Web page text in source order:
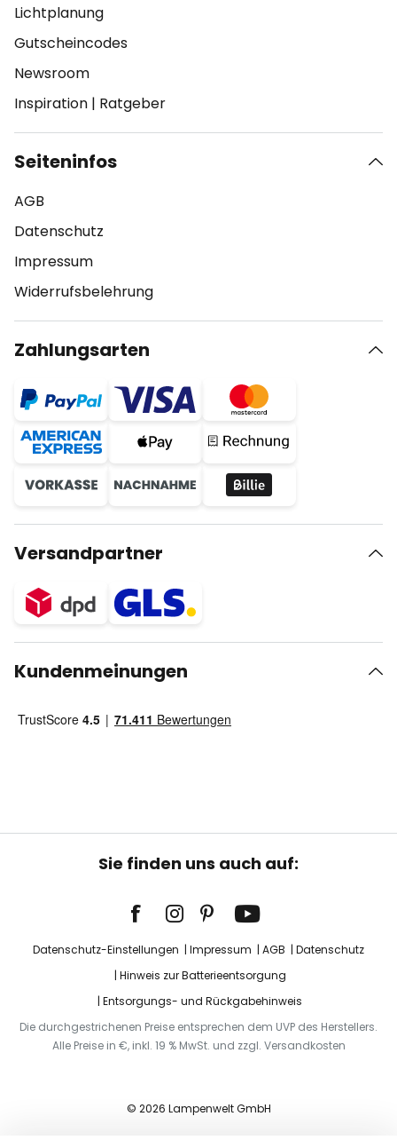
Lichtplanung
Gutscheincodes
Newsroom
Inspiration | Ratgeber
Seiteninfos
AGB
Datenschutz
Impressum
Widerrufsbelehrung
Zahlungsarten
Versandpartner
Kundenmeinungen
Sie finden uns auch auf:
Datenschutz-Einstellungen Impressum AGB
Datenschutz
Hinweis zur Batterieentsorgung
Entsorgungs- und Rückgabehinweis
Die durchgestrichenen Preise entsprechen dem UVP des Herstellers.
Alle Preise in €, inkl. 19 % MwSt. und zzgl. Versandkosten
© 2026 Lampenwelt GmbH